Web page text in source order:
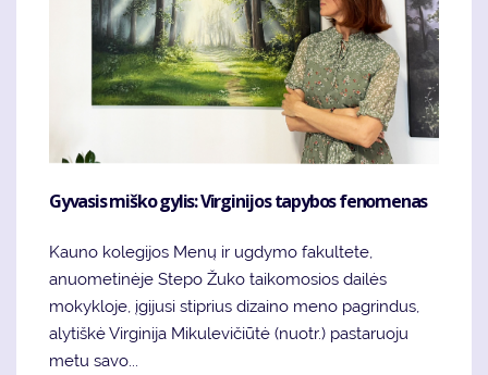
Gyvasis miško gylis: Virginijos tapybos fenomenas
Kauno kolegijos Menų ir ugdymo fakultete,
anuometinėje Stepo Žuko taikomosios dailės
mokykloje, įgijusi stiprius dizaino meno pagrindus,
alytiškė Virginija Mikulevičiūtė (nuotr.) pastaruoju
metu savo...